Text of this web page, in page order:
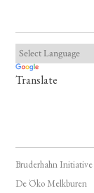
Translate
Bruderhahn Initiative
De Öko Melkburen